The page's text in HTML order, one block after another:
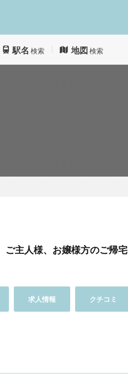
駅名 検索 地図 検索
ご主人様、お嬢様方のご帰宅
求人情報 クチコミ